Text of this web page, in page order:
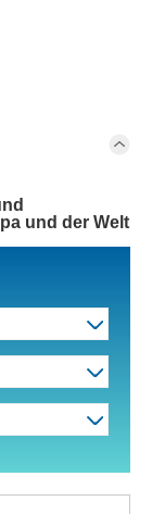
und der Welt